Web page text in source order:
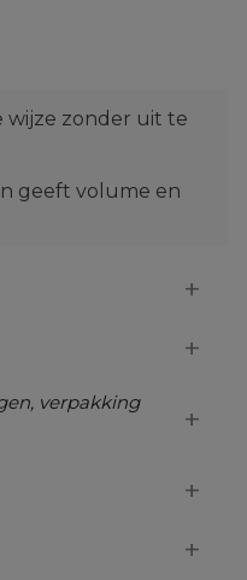
wijze zonder uit te
geeft volume en
verpakking